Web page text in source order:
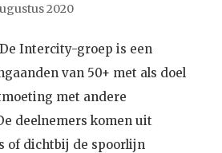
2020
Intercity-groep is een
van 50+ met als doel
met andere
deelnemers komen uit
of dichtbij de spoorlijn